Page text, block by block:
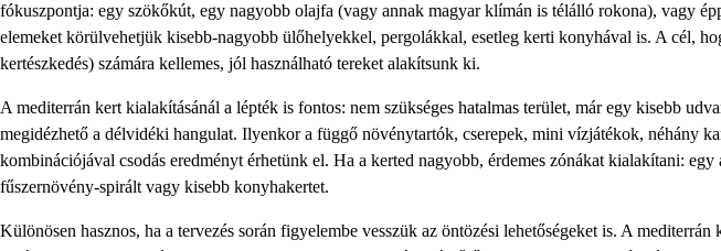
fókuszpontja: egy szökőkút, egy nagyobb olajfa (vagy annak magyar klímán is télálló rokona), vagy
elemeket körülvehetjük kisebb-nagyobb ülőhelyekkel, pergolákkal, esetleg kerti konyhával is. A cél,
kertészkedés) számára kellemes, jól használható tereket alakítsunk ki.
A mediterrán kert kialakításánál a lépték is fontos: nem szükséges hatalmas terület, már egy kisebb
megidézhető a délvidéki hangulat. Ilyenkor a függő növénytartók, cserepek, mini vízjátékok, néhány
kombinációjával csodás eredményt érhetünk el. Ha a kerted nagyobb, érdemes zónákat kialakítani:
fűszernövény-spirált vagy kisebb konyhakertet.
Különösen hasznos, ha a tervezés során figyelembe vesszük az öntözési lehetőségeket is. A